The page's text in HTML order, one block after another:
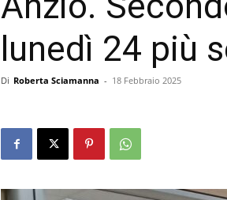
lunedì 24 più
Di Roberta Sciamanna - 18 Febbraio 2025